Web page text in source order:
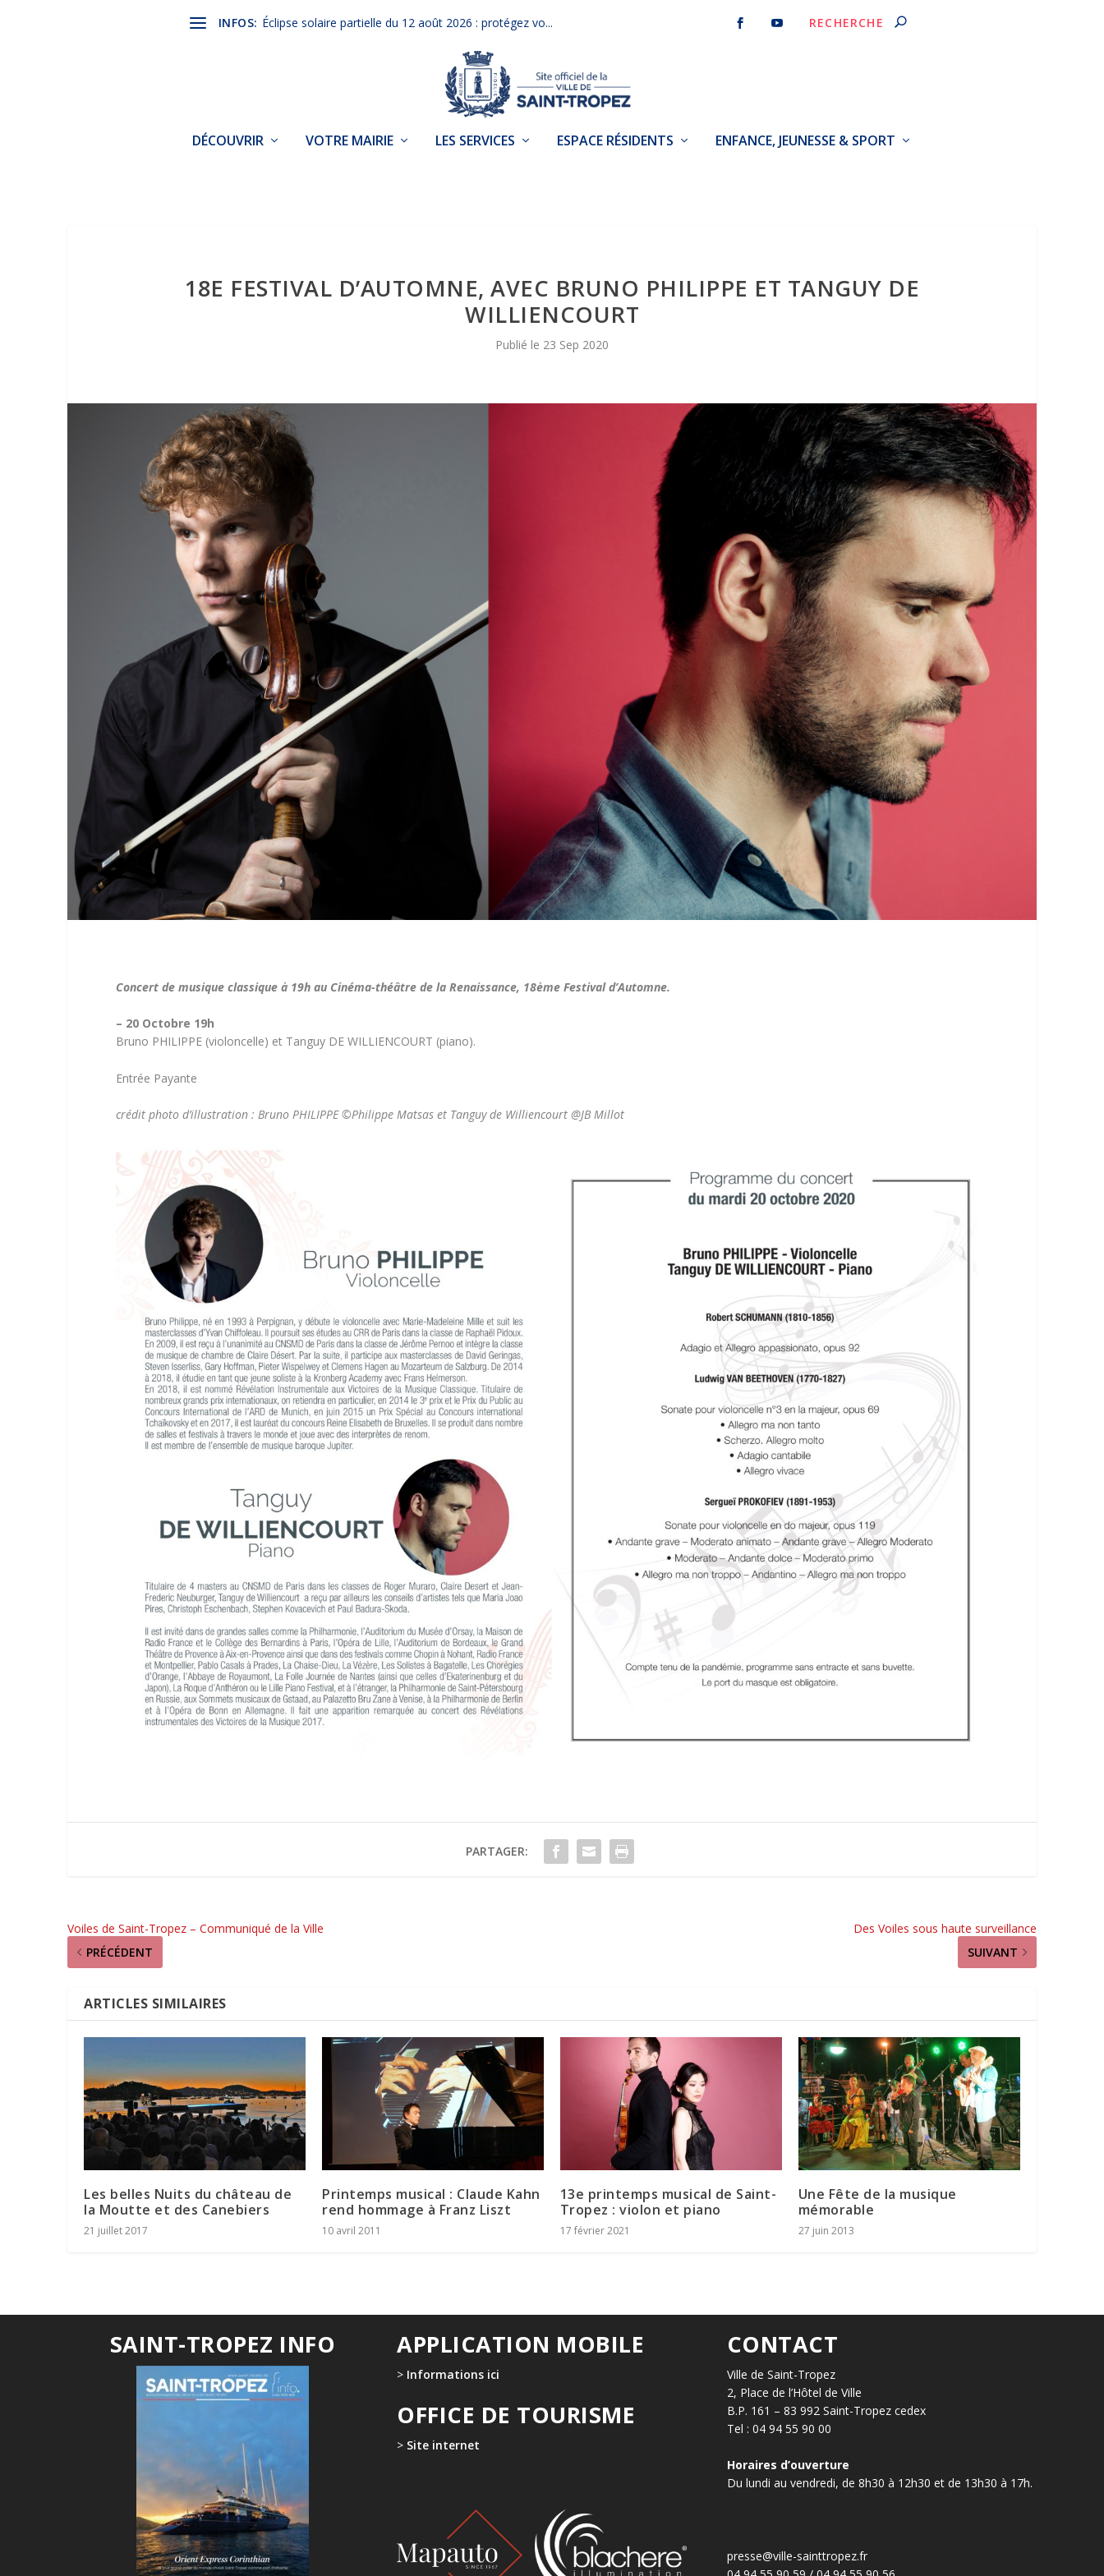
INFOS: Éclipse solaire partielle du 12 août 2026 : protégez vo...
DÉCOUVRIR VOTRE MAIRIE LES SERVICES ESPACE RÉSIDENTS ENFANCE, JEUNESSE & SPORT
18E FESTIVAL D’AUTOMNE, AVEC BRUNO PHILIPPE ET TANGUY DE
WILLIENCOURT
23 Sep 2020
Concert de musique classique à 19h au Cinéma-théâtre de la Renaissance, 18ème Festival d’Automne.
– 20 Octobre 19h
Bruno PHILIPPE (violoncelle) et Tanguy DE WILLIENCOURT (piano).
Entrée Payante
crédit photo d’illustration : Bruno PHILIPPE ©Philippe Matsas et Tanguy de Williencourt @JB Millot
PARTAGER:
Voiles de Saint-Tropez – Communiqué de la Ville
PRÉCÉDENT
Des Voiles sous haute surveillance
SUIVANT
ARTICLES SIMILAIRES
Les belles Nuits du château de
la Moutte et des Canebiers
21 juillet 2017
Printemps musical : Claude Kahn
rend hommage à Franz Liszt
10 avril 2011
13e printemps musical de Saint-
Tropez : violon et piano
17 février 2021
Une Fête de la musique
mémorable
27 juin 2013
SAINT-TROPEZ INFO APPLICATION MOBILE
> Informations ici
OFFICE DE TOURISME
> Site internet
CONTACT
Ville de Saint-Tropez
2, Place de l’Hôtel de Ville
B.P. 161 – 83 992 Saint-Tropez cedex
Tel : 04 94 55 90 00
Horaires d’ouverture
Du lundi au vendredi, de 8h30 à 12h30 et de 13h30 à 17h.
presse@ville-sainttropez.fr